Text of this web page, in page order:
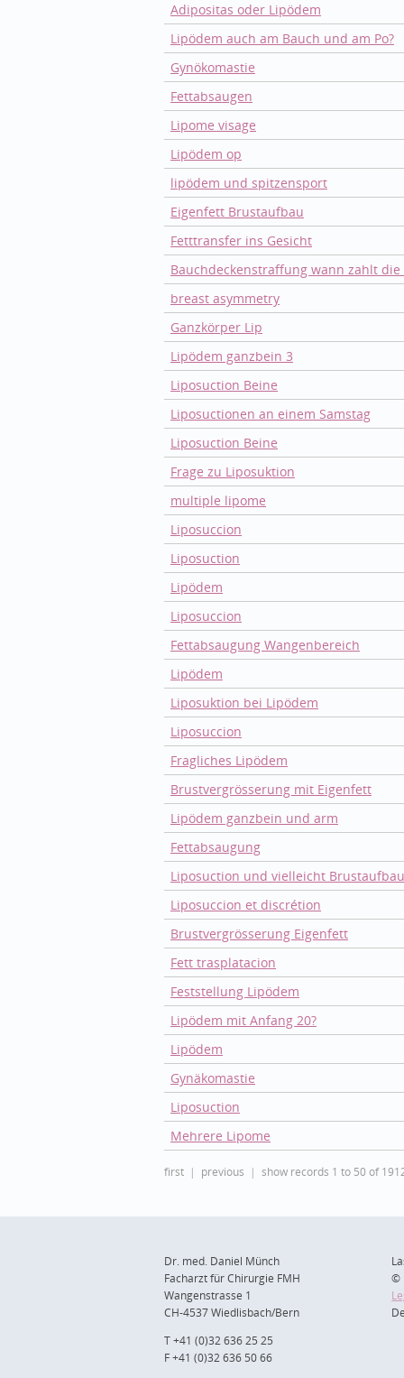
Adipositas oder Lipödem
Lipödem auch am Bauch und am Po?
Gynökomastie
Fettabsaugen
Lipome visage
Lipödem op
lipödem und spitzensport
Eigenfett Brustaufbau
Fetttransfer ins Gesicht
Bauchdeckenstraffung wann zahlt die
breast asymmetry
Ganzkörper Lip
Lipödem ganzbein 3
Liposuction Beine
Liposuctionen an einem Samstag
Liposuction Beine
Frage zu Liposuktion
multiple lipome
Liposuccion
Liposuction
Lipödem
Liposuccion
Fettabsaugung Wangenbereich
Lipödem
Liposuktion bei Lipödem
Liposuccion
Fragliches Lipödem
Brustvergrösserung mit Eigenfett
Lipödem ganzbein und arm
Fettabsaugung
Liposuction und vielleicht Brustaufbau
Liposuccion et discrétion
Brustvergrösserung Eigenfett
Fett trasplatacion
Feststellung Lipödem
Lipödem mit Anfang 20?
Lipödem
Gynäkomastie
Liposuction
Mehrere Lipome
first previous show records 1 to 50 of
Dr. med. Daniel Münch
Facharzt für Chirurgie FMH
Wangenstrasse 1
CH-4537 Wiedlisbach/Bern
T +41 (0)32 636 25 25
F +41 (0)32 636 50 66
©